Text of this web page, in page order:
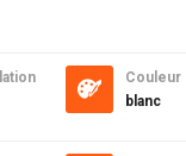
Couleur
blanc